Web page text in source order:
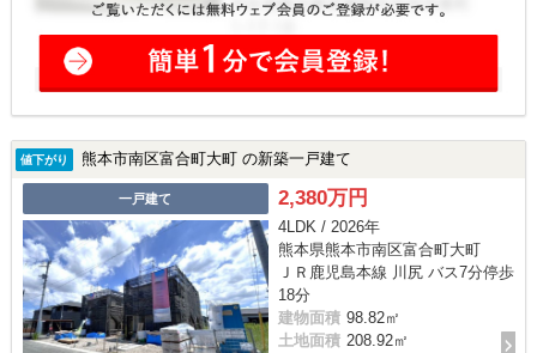
値下がり 熊本市南区富合町大町 の新築一戸建て
一戸建て 2,380万円
4LDK / 2026年
熊本県熊本市南区富合町大町
ＪＲ鹿児島本線 川尻 バス7分停歩
18分
建物面積 98.82㎡
土地面積 208.92㎡